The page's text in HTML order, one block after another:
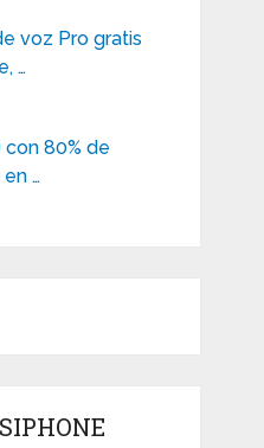
voz Pro gratis
…
con 80% de
…